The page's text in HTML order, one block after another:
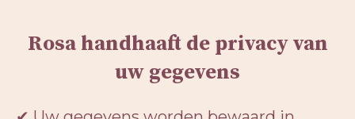
Rosa handhaaft de privacy van
uw gegevens